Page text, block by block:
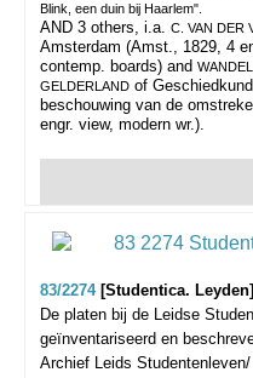
Blink, een duin bij Haarlem".
AND 3 others, i.a. C. VAN DER
Amsterdam (Amst., 1829, 4
contemp. boards) and
GELDERLAND of
beschouwing van de
engr. view, modern wr.).
83/2274 [Studentica.
De platen bij de Leidse
geïnventariseerd en
Archief Leids